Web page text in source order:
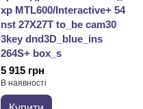
xp MTL600/Interactive+ 54
nst 27X27T to_be cam30
3key dnd3D_blue_ins
264S+ box_s
5 915 грн
В наявності